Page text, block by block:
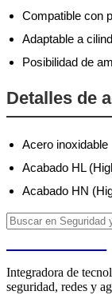
Compatible con
Adaptable a
Posibilidad de
Detalles de
Acero inoxidable
Acabado HL
Acabado HN
Integradora de
seguridad, redes y